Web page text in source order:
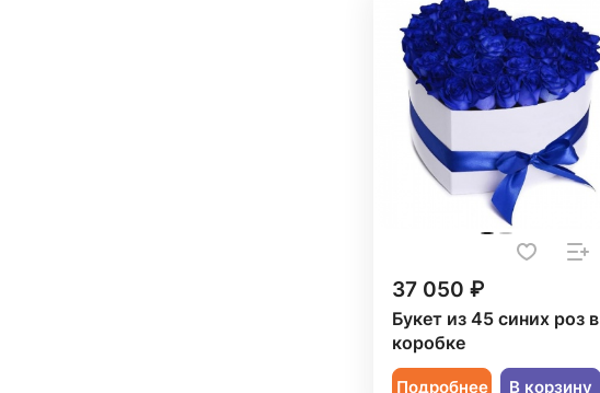
37 050 ₽
Букет из 45 синих роз в
коробке
Подробнее В корзину